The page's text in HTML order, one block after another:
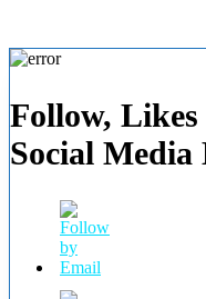
Follow,
Social Media